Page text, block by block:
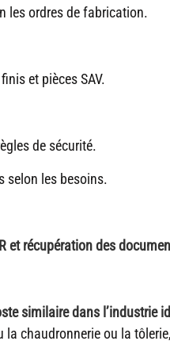
les ordres de fabrication.
et pièces SAV.
de sécurité.
selon les besoins.
et récupération des
similaire dans l’industrie
chaudronnerie ou la